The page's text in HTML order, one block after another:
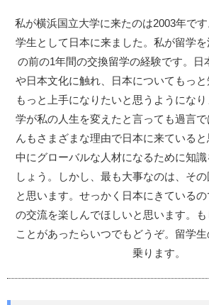
私が横浜国立大学に来たのは2003年で
学生として日本に来ました。私が留学
の前の1年間の交換留学の経験です。日
や日本文化に触れ、日本についてもっ
もっと上手になりたいと思うようにな
学が私の人生を変えたと言っても過言
んもさまざまな理由で日本に来ている
中にグローバルな人材になるために知
しょう。しかし、最も大事なのは、そ
と思います。せっかく日本にきている
の交流を楽しんでほしいと思います。
ことがあったらいつでもどうぞ。留学
乗ります。